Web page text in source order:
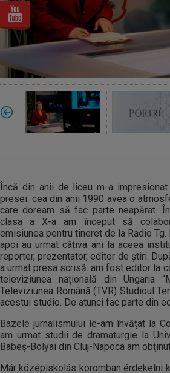
Încă din anii de liceu m-a impresionat
presei: cea din anii 1990 avea o
care doream să fac parte neapărat.
clasa a X-a am început să
emisiunea pentru tineret de la Radio Tg.
apoi au urmat câțiva ani la aceea
reporter, prezentator, editor de știri.
a urmat presa scrisă: am fost editor la
televiziunea națională din Ungaria
Televiziunea Română (TVR) Studioul
acestui studio. De atunci fac parte din
Bazele jurnalismului le-am învățat la
am urmat studii de dramaturgie la
Babeș-Bolyai din Cluj-Napoca am
Már középiskolás koromban érdekelni